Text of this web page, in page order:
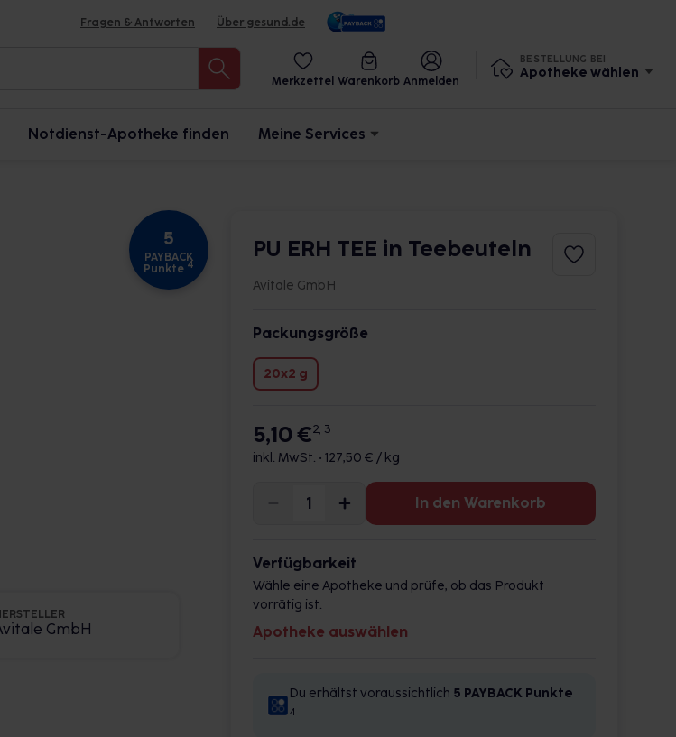
Fragen & Antworten Über gesund.de
Merkzettel Warenkorb Anmelden
BESTELLUNG BEI
Apotheke wählen
Notdienst-Apotheke finden Meine Services
5
PAYBACK
Punkte 4
GmbH
PU ERH TEE in Teebeuteln
Avitale GmbH
Packungsgröße
20x2 g
5,10 €2, 3
inkl. MwSt. • 127,50 € / kg
In den Warenkorb
Verfügbarkeit
Wähle eine Apotheke und prüfe, ob das Produkt
vorrätig ist.
Apotheke auswählen
Du erhältst voraussichtlich 5 PAYBACK Punkte
4